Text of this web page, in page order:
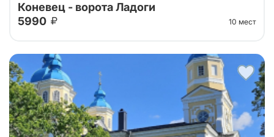
Тур организован совместно с Паломнической
службой Коневского монастыря. Уехать утром с
большой земли, чтобы к вечеру вернуться другим
человеком — такую силу имеет однодне...
Коневец - ворота Ладоги
5990
10 мест